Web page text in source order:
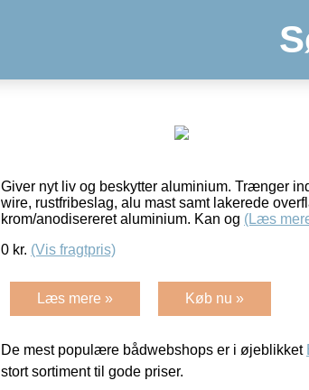
Giver nyt liv og beskytter aluminium. Trænger
wire, rustfribeslag, alu mast samt lakerede
krom/anodisereret aluminium. Kan og (Læs
0 kr. (Vis fragtpris)
Læs mere » Køb nu »
De mest populære bådwebshops er i øjeblikket
stort sortiment til gode priser.